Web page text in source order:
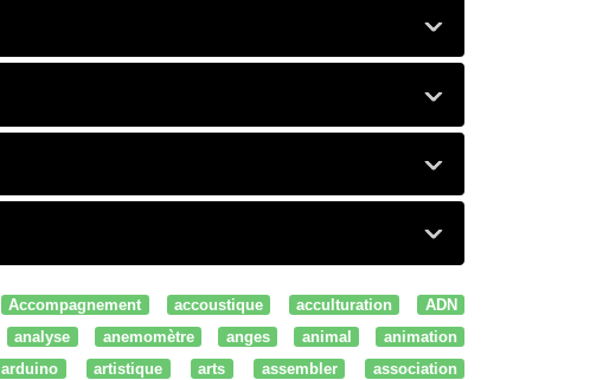
Accompagnement accoustique acculturation
ADN
analyse anemomètre anges animal
animation
arduino artistique arts assembler
association